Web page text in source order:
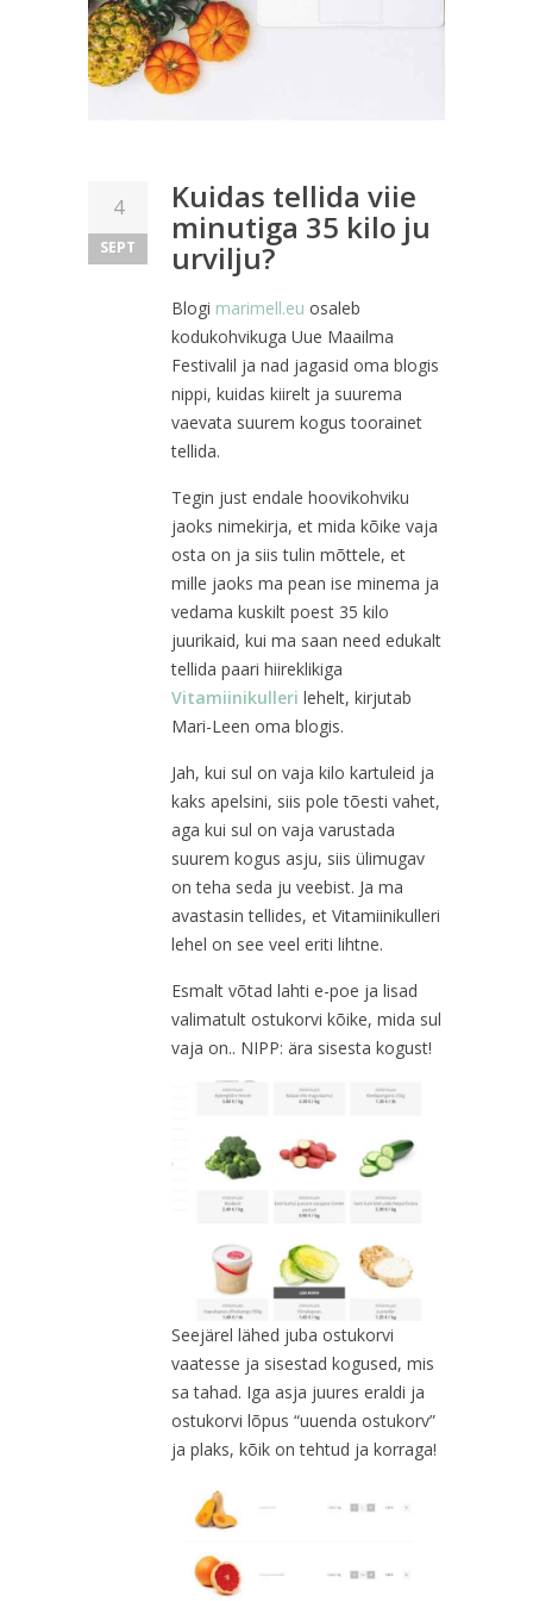
4
SEPT
Kuidas tellida viie
minutiga 35 kilo ju
urvilju?
Blogi marimell.eu osaleb
kodukohvikuga Uue Maailma
Festivalil ja nad jagasid oma blogis
nippi, kuidas kiirelt ja suurema
vaevata suurem kogus toorainet
tellida.
Tegin just endale hoovikohviku
jaoks nimekirja, et mida kõike vaja
osta on ja siis tulin mõttele, et
mille jaoks ma pean ise minema ja
vedama kuskilt poest 35 kilo
juurikaid, kui ma saan need edukalt
tellida paari hiireklikiga
Vitamiinikulleri lehelt, kirjutab
Mari-Leen oma blogis.
Jah, kui sul on vaja kilo kartuleid ja
kaks apelsini, siis pole tõesti vahet,
aga kui sul on vaja varustada
suurem kogus asju, siis ülimugav
on teha seda ju veebist. Ja ma
avastasin tellides, et Vitamiinikulleri
lehel on see veel eriti lihtne.
Esmalt võtad lahti e-poe ja lisad
valimatult ostukorvi kõike, mida sul
vaja on.. NIPP: ära sisesta kogust!
Seejärel lähed juba ostukorvi
vaatesse ja sisestad kogused, mis
sa tahad. Iga asja juures eraldi ja
ostukorvi lõpus “uuenda ostukorv”
ja plaks, kõik on tehtud ja korraga!